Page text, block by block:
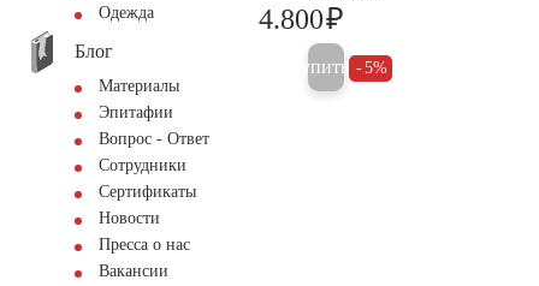
Одежда
Блог
Материалы
Эпитафии
Вопрос - Ответ
Сотрудники
Сертификаты
Новости
Пресса о нас
Вакансии
4.800₽
Купить 5%